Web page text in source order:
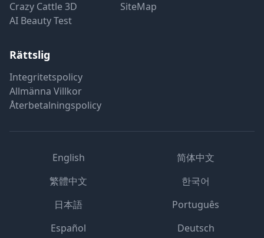
Crazy Cattle 3D
AI Beauty Test
SiteMap
Rättslig
Integritetspolicy
Allmänna Villkor
Återbetalningspolicy
English
简体中文
繁體中文
한국어
日本語
Português
Español
Deutsch